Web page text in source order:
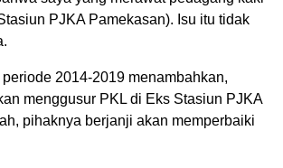
PJKA Pamekasan). Isu itu tidak
2014-2019 menambahkan,
menggusur PKL di Eks Stasiun PJKA
pihaknya berjanji akan memperbaiki